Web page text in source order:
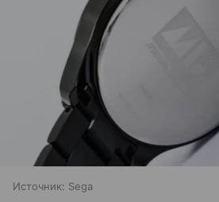
Источник: Sega